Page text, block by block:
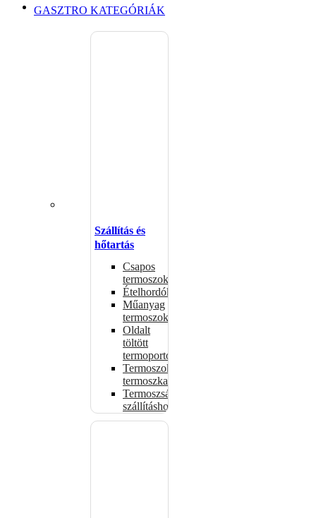
GASZTRO KATEGÓRIÁK
Szállítás és
hőtartás
Csapos
termoszok
Ételhordók
Műanyag
termoszok
Oldalt
töltött
termoportok
Termoszok,
termoszkannák
Termoszsákok
szállításhoz